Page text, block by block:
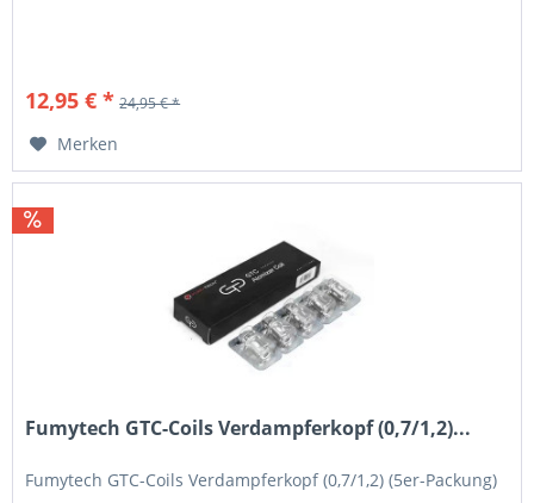
12,95 € * 24,95 € *
Merken
Fumytech GTC-Coils Verdampferkopf (0,7/1,2)...
Fumytech GTC-Coils Verdampferkopf (0,7/1,2) (5er-Packung)